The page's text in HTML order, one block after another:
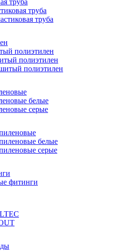
труба
труба
труба
полиэтилен
полиэтилен
полиэтилен
белые
серые
белые
серые
фитинги